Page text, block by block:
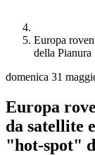
Europa
della
domenica 31
Europa
da satellite
"hot-spot"